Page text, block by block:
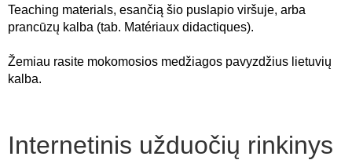
Teaching materials, esančią šio puslapio viršuje, arba
prancūzų kalba (tab. Matériaux didactiques).
Žemiau rasite mokomosios medžiagos pavyzdžius lietuvių
kalba.
Internetinis užduočių rinkinys